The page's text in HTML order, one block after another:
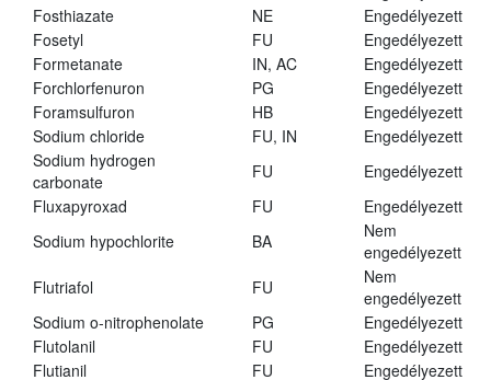
Fosthiazate
NE
Engedélyezett
Fosetyl
FU
Engedélyezett
Formetanate
IN, AC
Engedélyezett
Forchlorfenuron
PG
Engedélyezett
Foramsulfuron
HB
Engedélyezett
Sodium chloride
FU, IN
Engedélyezett
Sodium hydrogen
carbonate
FU
Engedélyezett
Fluxapyroxad
FU
Engedélyezett
Sodium hypochlorite
BA
Nem
engedélyezett
Flutriafol
FU
Nem
engedélyezett
Sodium o-nitrophenolate
PG
Engedélyezett
Flutolanil
FU
Engedélyezett
Flutianil
FU
Engedélyezett